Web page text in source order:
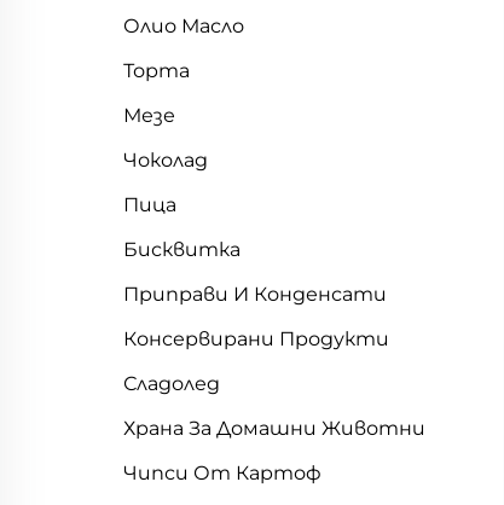
Олио Масло
Торта
Мезе
Чоколад
Пица
Бисквитка
Приправи И Конденсати
Консервирани Продукти
Сладолед
Храна За Домашни Животни
Чипси От Картоф